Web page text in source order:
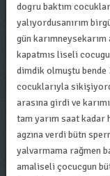
dogru baktım
yalıyordusanırım
gün karımneysekarım
kapatmıs liseli
dimdik olmuştu bende
cocuklarıyla
arasına girdi ve
tam yarım saat kadar
agzına verdi bütn
yalvarmama rağmen
amaliseli çocucgun